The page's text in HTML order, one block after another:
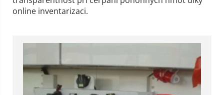
online inventarizaci.